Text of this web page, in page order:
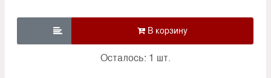

Осталось: 1 шт.